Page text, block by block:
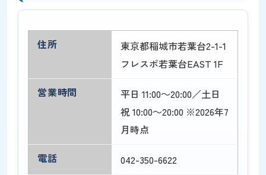
住所
東京都稲城市若葉台2-1-1
フレスポ若葉台EAST 1F
営業時間
平日 11:00～20:00／土日
祝 10:00～20:00 ※2026年7
月時点
電話
042-350-6622